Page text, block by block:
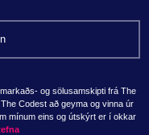
og sölusamskipti frá The
Codest að geyma og vinna úr
mínum eins og útskýrt er í okkar